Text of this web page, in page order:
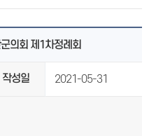
의회 제1차정례회
작성일 2021-05-31